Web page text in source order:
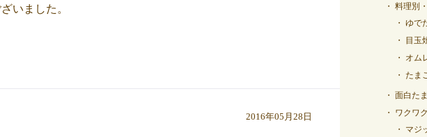
いました。
2016年05月28日
料理別
ゆで
目玉
オム
たま
面白た
ワクワ
マジ